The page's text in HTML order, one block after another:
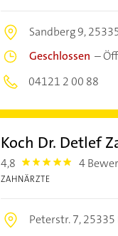
Sandberg 9,
Geschlossen –
04121 2 00 88
Koch Dr. Detlef
4,8 4.8 4
ZAHNÄRZTE
Peterstr. 7,25335